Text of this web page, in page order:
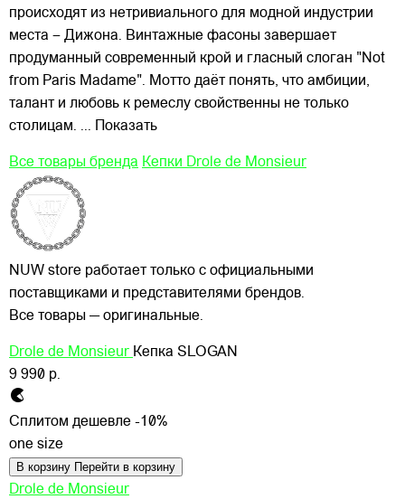
происходят из нетривиального для модной индустрии
места – Дижона. Винтажные фасоны завершает
продуманный современный крой и гласный слоган "Not
from Paris Madame". Мотто даёт понять, что амбиции,
талант и любовь к ремеслу свойственны не только
столицам. ... Показать
Все товары бренда Кепки Drole de Monsieur
NUW store работает только с официальными
поставщиками и представителями брендов.
Все товары — оригинальные.
Drole de Monsieur Кепка SLOGAN
9 990 р.
Сплитом дешевле -10%
one size
В корзину Перейти в корзину
Drole de Monsieur